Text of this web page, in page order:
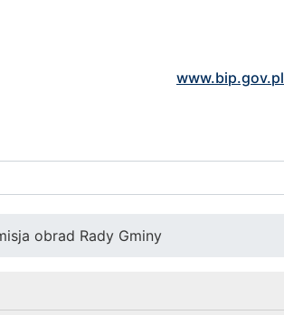
www.bip.gov.pl
obrad Rady Gminy